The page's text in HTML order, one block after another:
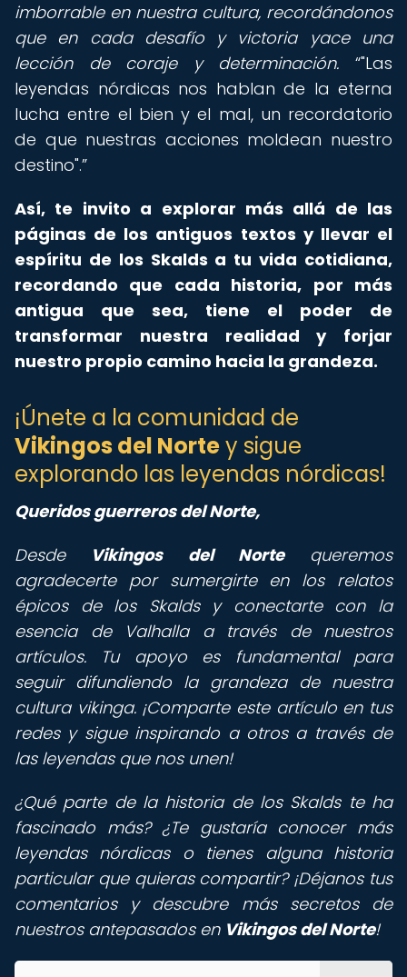
imborrable en nuestra cultura, recordándonos
que en cada desafío y victoria yace una
lección de coraje y determinación.
"Las
leyendas nórdicas nos hablan de la eterna
lucha entre el bien y el mal, un recordatorio
de que nuestras acciones moldean nuestro
destino".
Así, te invito a explorar más allá de las
páginas de los antiguos textos y llevar el
espíritu de los Skalds a tu vida cotidiana,
recordando que cada historia, por más
antigua que sea, tiene el poder de
transformar nuestra realidad y forjar
nuestro propio camino hacia la grandeza.
¡Únete a la comunidad de
Vikingos del Nortey sigue
explorando las leyendas nórdicas!
Queridos guerreros del Norte,
Desde
Vikingos del Nortequeremos
agradecerte por sumergirte en los relatos
épicos de los Skalds y conectarte con la
esencia de Valhalla a través de nuestros
artículos. Tu apoyo es fundamental para
seguir difundiendo la grandeza de nuestra
cultura vikinga. ¡Comparte este artículo en tus
redes y sigue inspirando a otros a través de
las leyendas que nos unen!
¿Qué parte de la historia de los Skalds te ha
fascinado más? ¿Te gustaría conocer más
leyendas nórdicas o tienes alguna historia
particular que quieras compartir? ¡Déjanos tus
comentarios y descubre más secretos de
nuestros antepasados en Vikingos del Norte!